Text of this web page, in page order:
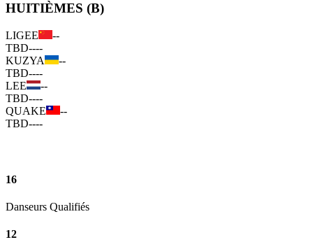
HUITIÈMES (B)
LIGEE
--
TBD----
KUZYA
--
TBD----
LEE
--
TBD----
QUAKE
--
TBD----
16
Danseurs Qualifiés
12